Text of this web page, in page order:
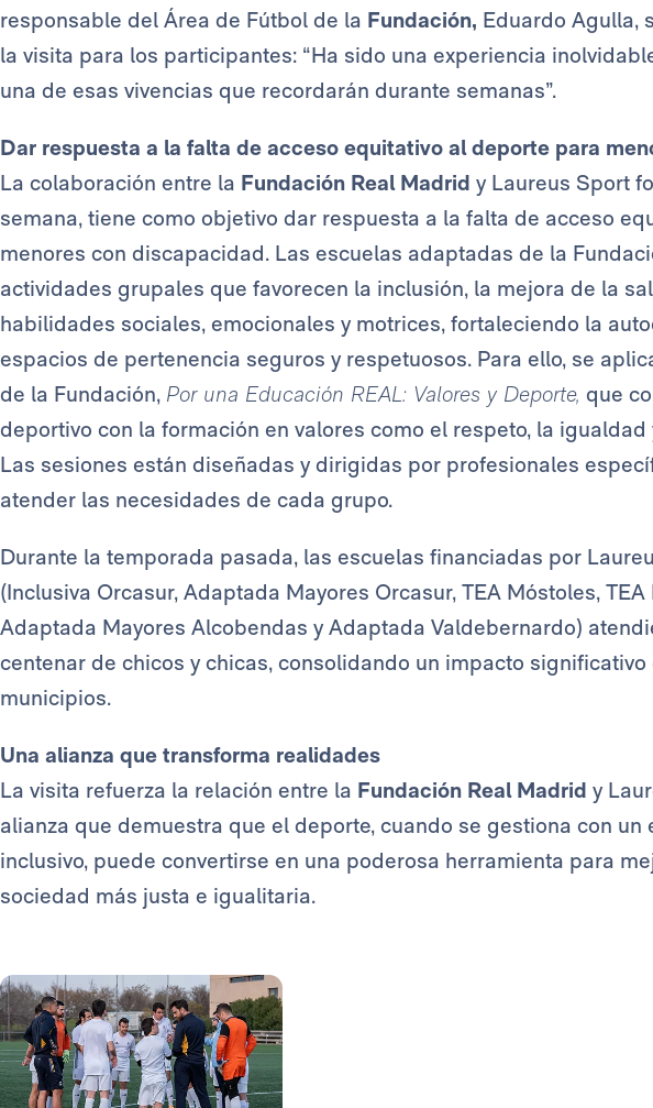
responsable del Área de Fútbol de la Fundación, Eduardo Agulla,
la visita para los participantes: “Ha sido una experiencia
una de esas vivencias que recordarán durante semanas”.
Dar respuesta a la falta de acceso equitativo al deporte para
La colaboración entre la Fundación Real Madrid y Laureus Sport
semana, tiene como objetivo dar respuesta a la falta de acceso
menores con discapacidad. Las escuelas adaptadas de la
actividades grupales que favorecen la inclusión, la mejora de la
habilidades sociales, emocionales y motrices, fortaleciendo la
espacios de pertenencia seguros y respetuosos. Para ello, se
de la Fundación, Por una Educación REAL: Valores y Deporte, que
deportivo con la formación en valores como el respeto, la
Las sesiones están diseñadas y dirigidas por profesionales
atender las necesidades de cada grupo.
Durante la temporada pasada, las escuelas financiadas por
(Inclusiva Orcasur, Adaptada Mayores Orcasur, TEA Móstoles,
Adaptada Mayores Alcobendas y Adaptada Valdebernardo)
centenar de chicos y chicas, consolidando un impacto
municipios.
Una alianza que transforma realidades
La visita refuerza la relación entre la Fundación Real Madrid y
alianza que demuestra que el deporte, cuando se gestiona con un
inclusivo, puede convertirse en una poderosa herramienta para
sociedad más justa e igualitaria.